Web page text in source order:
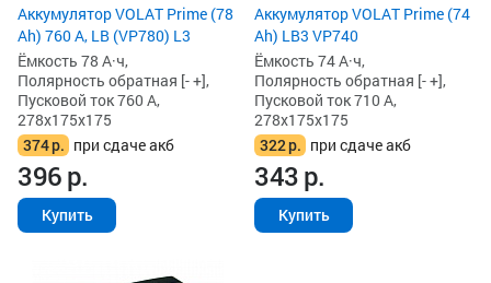
Аккумулятор VOLAT Prime (78
Ah) 760 А, LB (VP780) L3
Ёмкость 78 А·ч,
Полярность обратная [- +],
Пусковой ток 760 А,
278x175x175
374р. при сдаче акб
396р.
Купить
Аккумулятор VOLAT Prime (74
Ah) LB3 VP740
Ёмкость 74 А·ч,
Полярность обратная [- +],
Пусковой ток 710 А,
278x175x175
322р. при сдаче акб
343р.
Купить